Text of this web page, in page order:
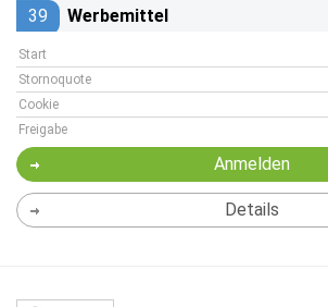
39 Werbemittel
Start
Stornoquote
Cookie
Freigabe
Anmelden
Details